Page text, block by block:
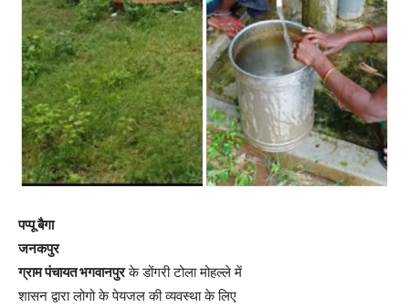
पप्पू बैगा
जनकपुर
ग्राम पंचायत भगवानपुरके डोंगरी टोला मोहल्ले में
शासन द्वारा लोगो के पेयजल की व्यवस्था के लिए